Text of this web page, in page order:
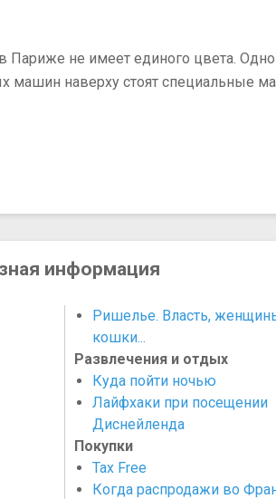
Париже не имеет единого цвета.
машин наверху стоят специальные
информация
Ришелье. Власть,
кошки...
Развлечения и отдых
Куда пойти ночью
Лайфхаки при посещении
Диснейленда
Покупки
Tax Free
Когда распродажи во